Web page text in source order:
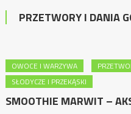
PRZETWORY I DANIA
OWOCE I WARZYWA
SŁODYCZE I PRZEKĄSKI
SMOOTHIE MARWIT –